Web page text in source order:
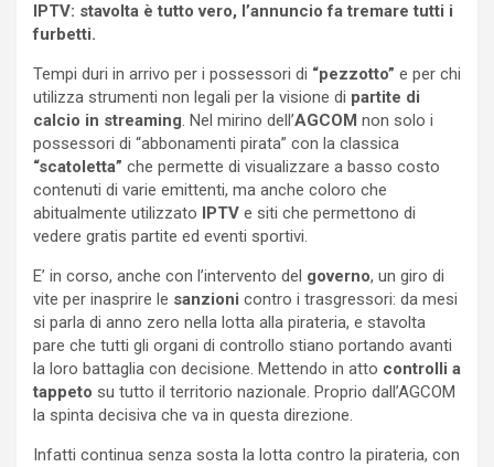
IPTV: stavolta è tutto vero, l’annuncio fa tremare tutti i
furbetti.
Tempi duri in arrivo per i possessori di “pezzotto” e per chi
utilizza strumenti non legali per la visione di partite di
calcio in streaming. Nel mirino dell’AGCOM non solo i
possessori di “abbonamenti pirata” con la classica
“scatoletta” che permette di visualizzare a basso costo
contenuti di varie emittenti, ma anche coloro che
abitualmente utilizzato
IPTV e siti che permettono di
vedere gratis partite ed eventi sportivi.
E’ in corso, anche con l’intervento del governo, un giro di
vite per inasprire le sanzioni contro i trasgressori: da mesi
si parla di anno zero nella lotta alla pirateria, e stavolta
pare che tutti gli organi di controllo stiano portando avanti
la loro battaglia con decisione. Mettendo in atto controlli a
tappeto su tutto il territorio nazionale. Proprio dall’AGCOM
la spinta decisiva che va in questa direzione.
Infatti continua senza sosta la lotta contro la pirateria, con